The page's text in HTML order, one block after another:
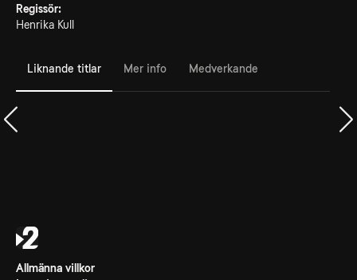
Regissör:
Henrika Kull
Liknande titlar Mer info Medverkande
Allmänna villkor